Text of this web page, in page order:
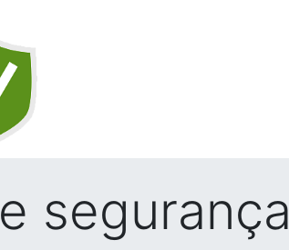
segurança